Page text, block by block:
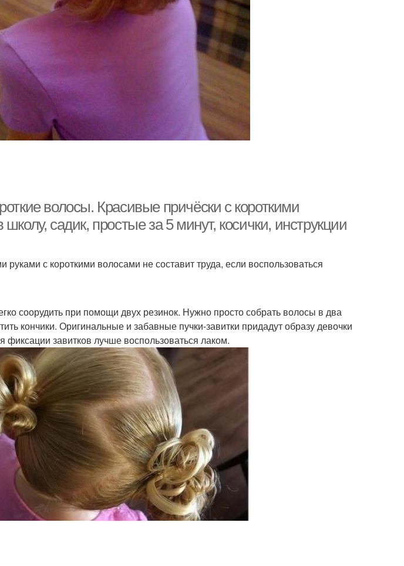
волосы. Красивые причёски с короткими
садик, простые за 5 минут, косички, инструкции
руками с короткими волосами не составит труда, если воспользоваться
соорудить при помощи двух резинок. Нужно просто собрать волосы в два
кончики. Оригинальные и забавные пучки-завитки придадут образу девочки
фиксации завитков лучше воспользоваться лаком.